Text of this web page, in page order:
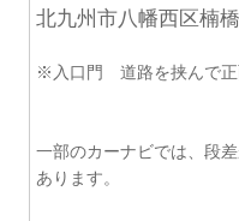
北九州市八幡西区楠
※入口門 道路を挟んで正
一部のカーナビでは、段
あります。